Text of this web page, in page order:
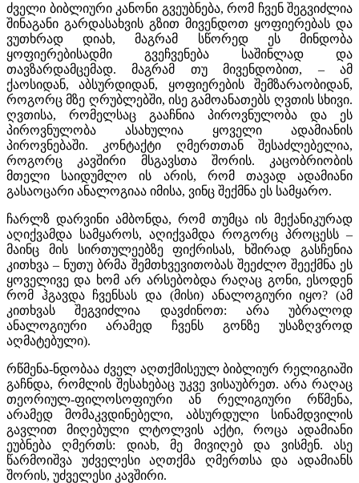
ძველი ბიბლიური კანონი გვეუბნება, რომ ჩვენ შეგვიძლია
შინაგანი გარდასახვის გზით მივენდოთ ყოფიერებას და
ვუთხრად დიახ, მაგრამ სწორედ ეს მინდობა
ყოფიერებისადმი გვეჩვენება საშინლად და
თავზარდამცემად. მაგრამ თუ მივენდობით, – ამ
ქაოსიდან, აბსურდიდან, ყოფიერების შემზარაობიდან,
როგორც მზე ღრუბლებში, ისე გამოანათებს ღვთის სხივი.
ღვთისა, რომელსაც გააჩნია პიროვნულობა და ეს
პიროვნულობა ასახულია ყოველი ადამიანის
პიროვნებაში. კონტაქტი ღმერთთან შესაძლებელია,
როგორც კავშირი მსგავსთა შორის. კაცობრიობის
მთელი საიდუმლო ის არის, რომ თავად ადამიანი
გასაოცარი ანალოგიაა იმისა, ვინც შექმნა ეს სამყარო.
ჩარლზ დარვინი ამბონდა, რომ თუმცა ის მექანიკურად
აღიქვამდა სამყაროს, აღიქვამდა როგორც პროცესს –
მაინც მის სირთულეებზე ფიქრისას, ხშირად გასჩენია
კითხვა – ნუთუ ბრმა შემთხვევითობას შეეძლო შეექმნა ეს
ყოველივე და ხომ არ არსებობდა რაღაც გონი, ესოდენ
რომ ჰგავდა ჩვენსას და (მისი) ანალოგიური იყო? (ამ
კითხვას შეგვიძლია დავძინოთ: არა უბრალოდ
ანალოგიური არამედ ჩვენს გონზე უსაზღვროდ
აღმატებული).
რწმენა-ნდობაა ძველ აღთქმისეულ ბიბლიურ რელიგიაში
გაჩნდა, რომლის შესახებაც უკვე ვისაუბრეთ. არა რაღაც
თეორიულ-ფილოსოფიური ან რელიგიური რწმენა,
არამედ მომაკვდინებელი, აბსურდული სინამდვილის
გავლით მიღებული ლტოლვის აქტი, როცა ადამიანი
ეუბნება ღმერთს: დიახ, მე მივიღებ და ვისმენ. ასე
წარმოიშვა უძველესი აღთქმა ღმერთსა და ადამიანს
შორის, უძველესი კავშირი.